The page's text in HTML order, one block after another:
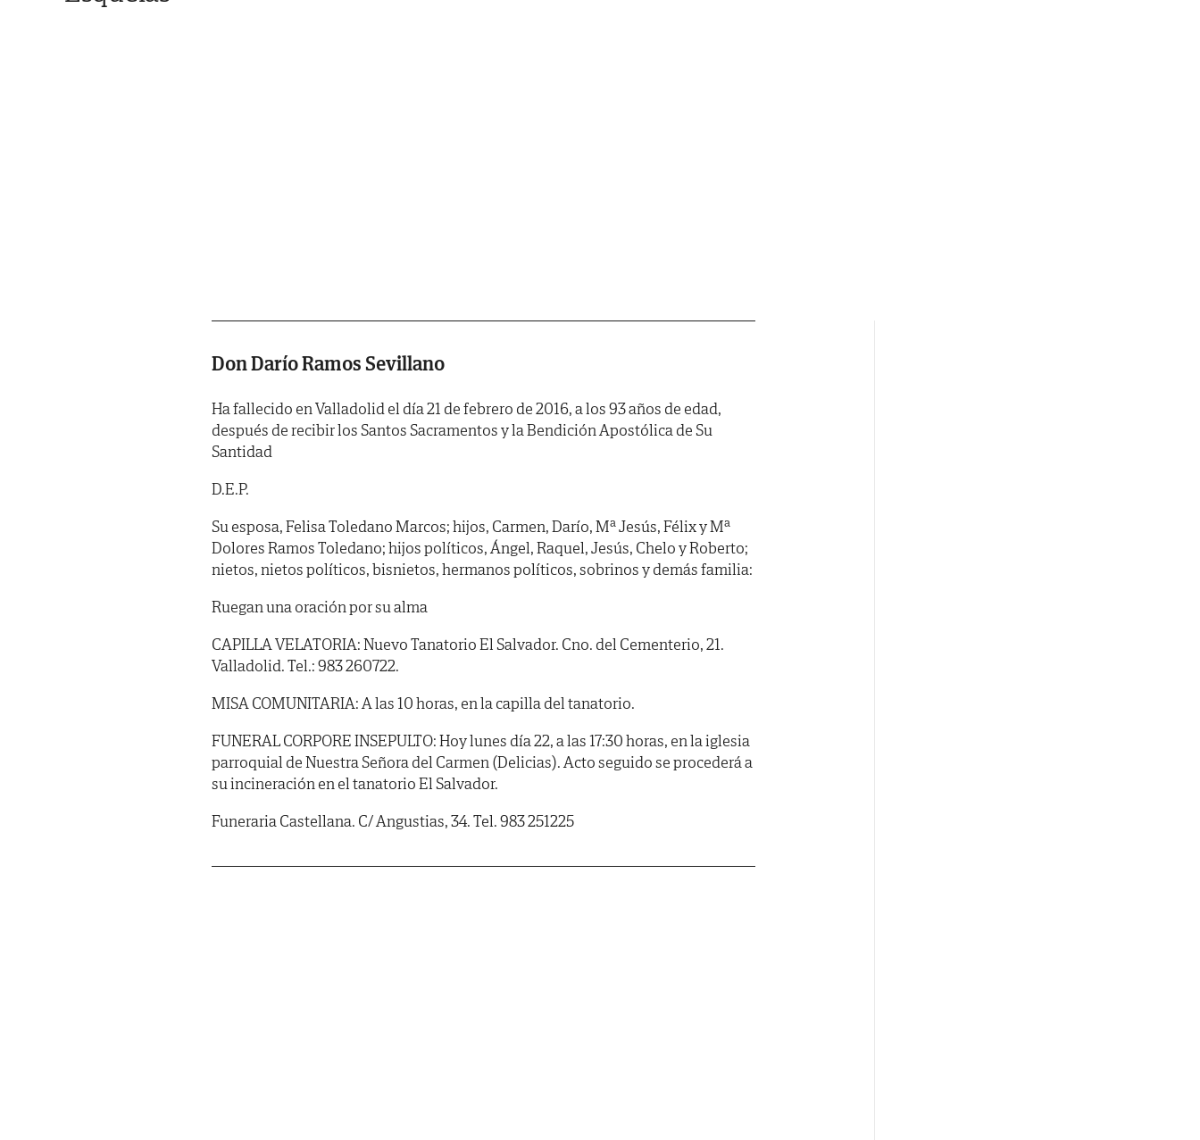
Don Darío Ramos Sevillano
Ha fallecido en Valladolid el día 21 de febrero de 2016, a los 93 años de edad,
después de recibir los Santos Sacramentos y la Bendición Apostólica de Su
Santidad
D.E.P.
Su esposa, Felisa Toledano Marcos; hijos, Carmen, Darío, Mª Jesús, Félix y Mª
Dolores Ramos Toledano; hijos políticos, Ángel, Raquel, Jesús, Chelo y Roberto;
nietos, nietos políticos, bisnietos, hermanos políticos, sobrinos y demás familia:
Ruegan una oración por su alma
CAPILLA VELATORIA: Nuevo Tanatorio El Salvador. Cno. del Cementerio, 21.
Valladolid. Tel.: 983 260722.
MISA COMUNITARIA: A las 10 horas, en la capilla del tanatorio.
FUNERAL CORPORE INSEPULTO: Hoy lunes día 22, a las 17:30 horas, en la iglesia
parroquial de Nuestra Señora del Carmen (Delicias). Acto seguido se procederá a
su incineración en el tanatorio El Salvador.
Funeraria Castellana. C/ Angustias, 34. Tel. 983 251225